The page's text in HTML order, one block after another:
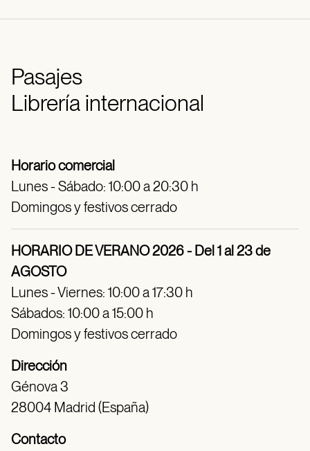
Pasajes
Librería internacional
Horario comercial
Lunes - Sábado: 10:00 a 20:30 h
Domingos y festivos cerrado
HORARIO DE VERANO 2026 - Del 1 al 23 de
AGOSTO
Lunes - Viernes: 10:00 a 17:30 h
Sábados: 10:00 a 15:00 h
Domingos y festivos cerrado
Dirección
Génova 3
28004 Madrid (España)
Contacto